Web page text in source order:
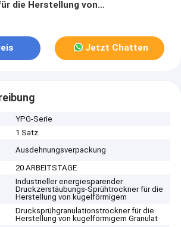
die Herstellung von
Jetzt Chatten
YPG-Serie
1 Satz
Ausdehnungsverpackung
20 ARBEITSTAGE
Industrieller energiesparender
Druckzerstäubungs-Sprühtrockner für die
Herstellung von kugelförmigem
Drucksprühgranulationstrockner für die
Herstellung von kugelförmigem Granulat